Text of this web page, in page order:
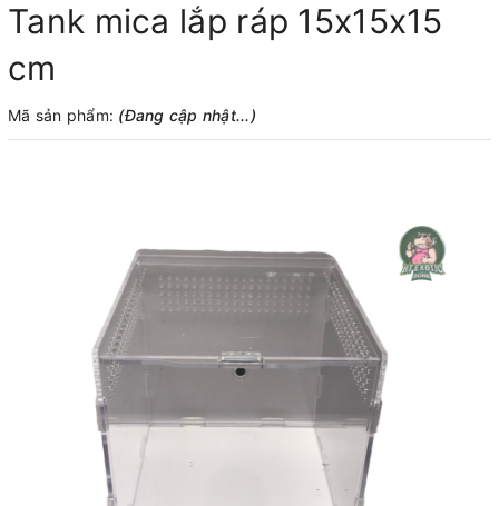
Tank mica lắp ráp 15x15x15
cm
Mã sản phẩm: (Đang cập nhật...)